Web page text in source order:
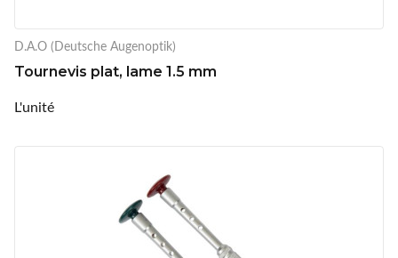
D.A.O (Deutsche Augenoptik)
Tournevis plat, lame 1.5 mm
L'unité